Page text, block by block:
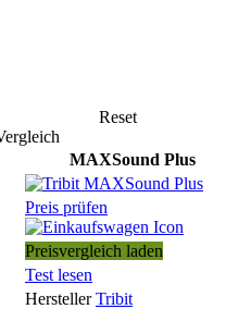
Reset
MAXSound Plus
Preis prüfen
Preisvergleich laden
Test lesen
Hersteller Tribit